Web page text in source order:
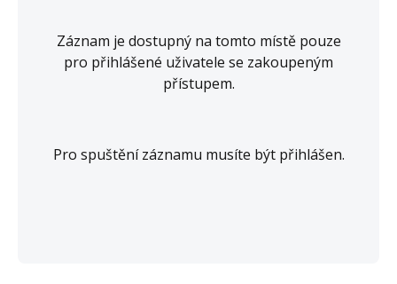
Záznam je dostupný na tomto místě pouze
pro přihlášené uživatele se zakoupeným
přístupem.
Pro spuštění záznamu musíte být přihlášen.